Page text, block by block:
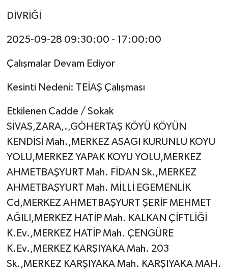
DİVRİĞİ
2025-09-28 09:30:00 - 17:00:00
Çalışmalar Devam Ediyor
Kesinti Nedeni: TEİAŞ Çalışması
Etkilenen Cadde / Sokak
SİVAS,ZARA,.,GÖHERTAŞ KÖYÜ KÖYÜN
KENDİSİ Mah.,MERKEZ ASAGI KURUNLU KOYU
YOLU,MERKEZ YAPAK KOYU YOLU,MERKEZ
AHMETBAŞYURT Mah. FİDAN Sk.,MERKEZ
AHMETBAŞYURT Mah. MİLLİ EGEMENLİK
Cd,MERKEZ AHMETBAŞYURT ŞERİF MEHMET
AĞILI,MERKEZ HATİP Mah. KALKAN ÇİFTLİĞİ
K.Ev.,MERKEZ HATİP Mah. ÇENGÜRE
K.Ev.,MERKEZ KARŞIYAKA Mah. 203
Sk.,MERKEZ KARŞIYAKA Mah. KARŞIYAKA MAH.